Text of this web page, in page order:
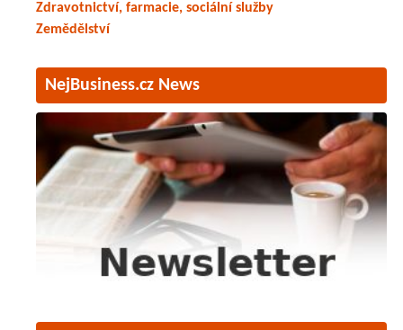
Zdravotnictví, farmacie, sociální služby
Zemědělství
NejBusiness.cz News